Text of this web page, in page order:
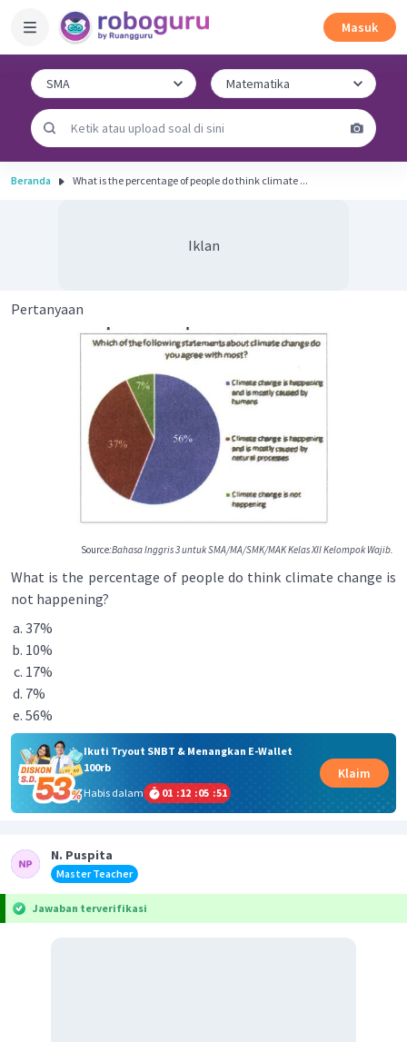
Masuk
Beranda What is the percentage of people do think climate ...
Iklan
Pertanyaan
Source:Bahasa Inggris 3 untuk SMA/MA/SMK/MAK Kelas XII Kelompok Wajib.
What is the percentage of people do think climate change is
not happening?
37%
10%
17%
7%
56%
Ikuti Tryout SNBT & Menangkan E-Wallet
100rb
Habis dalam
01 :12 :05 :51
Klaim
N. Puspita
Master Teacher
Jawaban terverifikasi